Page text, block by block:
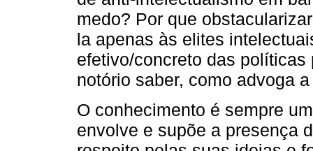
medo? Por que
la apenas às elites
efetivo/concreto das
notório saber, como advoga
O conhecimento é sempre
envolve e supõe a presença